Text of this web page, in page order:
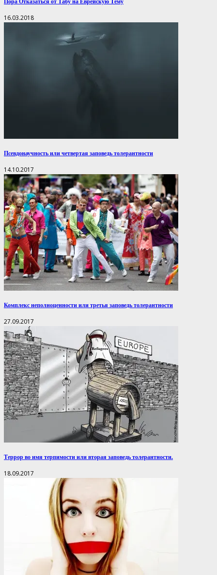
Пора Отказаться от Табу на Еврейскую Тему
16.03.2018
Псевдонаучность или четвертая заповедь толерантности
14.10.2017
Комплекс неполноценности или третья заповедь толерантности
27.09.2017
Террор во имя терпимости или вторая заповедь толерантности.
18.09.2017